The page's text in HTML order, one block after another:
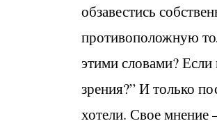
обзавестись
противоположную
этими словами?
зрения?” И только
хотели. Свое мнение